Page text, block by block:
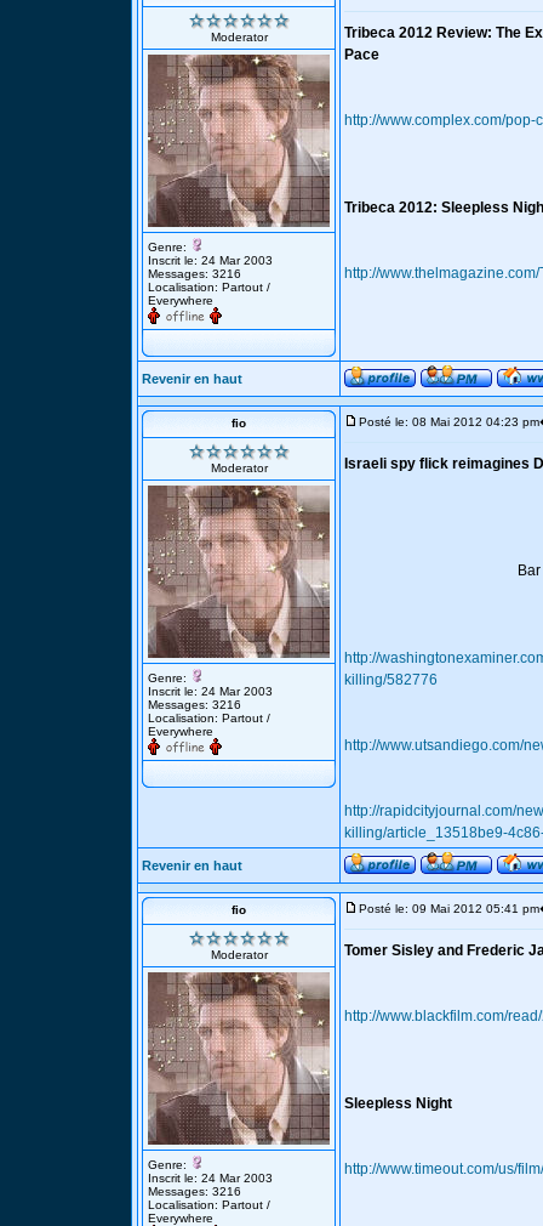
Moderator
Genre:
Inscrit le: 24 Mar 2003
Messages: 3216
Localisation: Partout /
Everywhere
Tribeca 2012 Review: The
Pace
http://www.complex.com/
Tribeca 2012: Sleepless
http://
Revenir en haut
fio
Moderator
Genre:
Inscrit le: 24 Mar 2003
Messages: 3216
Localisation: Partout /
Everywhere
Posté le: 08 Mai 2012 04:23 pm
Israeli spy flick reimagines
http://
killing/582776
http://www.utsandiego.com/
http://rapidcityjournal.com/
killing/article_13518be9-
Revenir en haut
fio
Moderator
Genre:
Inscrit le: 24 Mar 2003
Messages: 3216
Localisation: Partout /
Everywhere
Posté le: 09 Mai 2012 05:41 pm
Tomer Sisley and Frederic
http://www.blackfilm.com/
Sleepless Night
http://www.timeout.com/us/